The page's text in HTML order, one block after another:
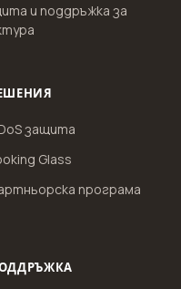
и поддръжка за
защита
Glass
програма